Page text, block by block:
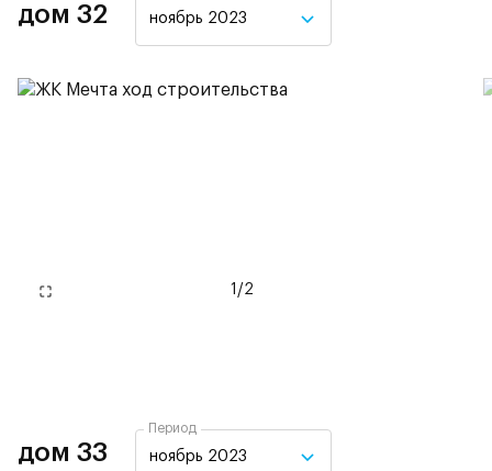
дом 32 ноябрь 2023
1 /2
дом 33
Период
ноябрь 2023